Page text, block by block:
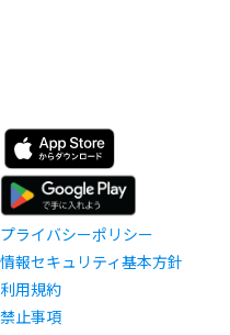
プライバシーポリシー
情報セキュリティ基本方針
利用規約
禁止事項